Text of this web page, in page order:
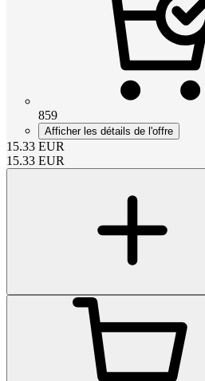
859
Afficher les détails de l'offre
15.33 EUR
15.33 EUR